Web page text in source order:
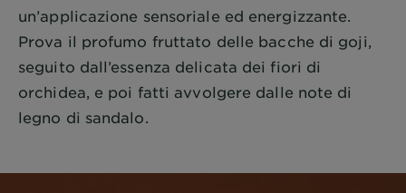
un’applicazione sensoriale ed energizzante.
Prova il profumo fruttato delle bacche di goji,
seguito dall’essenza delicata dei fiori di
orchidea, e poi fatti avvolgere dalle note di
legno di sandalo.